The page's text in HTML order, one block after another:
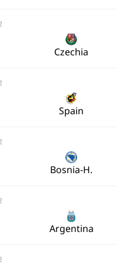
Czechia
Spain
Bosnia-H.
Argentina